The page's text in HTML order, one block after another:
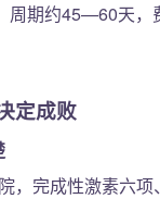
期约45—60天，
定成败
成性激素六项